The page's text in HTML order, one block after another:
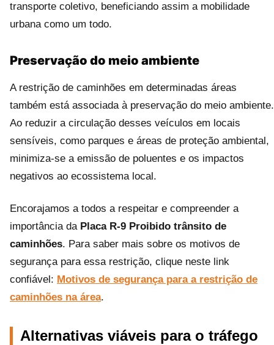
transporte coletivo, beneficiando assim a mobilidade
urbana como um todo.
Preservação do meio ambiente
A restrição de caminhões em determinadas áreas
também está associada à preservação do meio ambiente.
Ao reduzir a circulação desses veículos em locais
sensíveis, como parques e áreas de proteção ambiental,
minimiza-se a emissão de poluentes e os impactos
negativos ao ecossistema local.
Encorajamos a todos a respeitar e compreender a
importância da Placa R-9 Proibido trânsito de
caminhões. Para saber mais sobre os motivos de
segurança para essa restrição, clique neste link
confiável: Motivos de segurança para a restrição de
caminhões na área.
Alternativas viáveis para o tráfego